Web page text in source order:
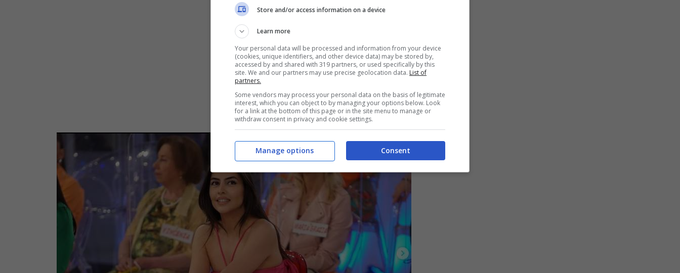
Store and/or access information on a device
Learn more
Your personal data will be processed and information from your device
(cookies, unique identifiers, and other device data) may be stored by,
accessed by and shared with 319 partners, or used specifically by this
site. We and our partners may use precise geolocation data. List of
partners.
Some vendors may process your personal data on the basis of legitimate
interest, which you can object to by managing your options below. Look
for a link at the bottom of this page or in the site menu to manage or
withdraw consent in privacy and cookie settings.
Consent
Manage options